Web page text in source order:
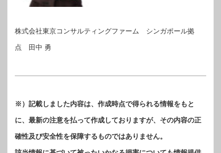
株式会社東京コンサルティングファーム シンガポール拠
点 田中 勇
※）記載しました内容は、作成時点で得られる情報をもと
に、最新の注意を払って作成しておりますが、その内容の正
確性及び安全性を保障するものではありません。